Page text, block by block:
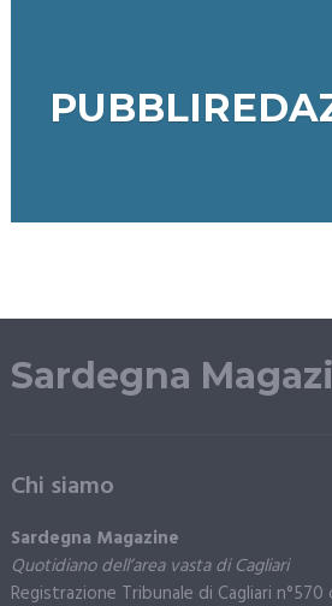
Sardegna
Chi siamo
Sardegna Magazine
Quotidiano dell’area vasta di Cagliari
Registrazione Tribunale di Cagliari n°570